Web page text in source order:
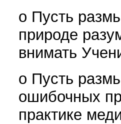
o Пусть
природе
внимать
o Пусть
ошибочных
практике